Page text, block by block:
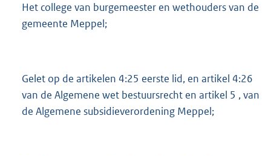
b
Het college van burgemeester en wethouders van de
gemeente Meppel;
Gelet op de artikelen 4:25 eerste lid, en artikel 4:26
van de Algemene wet bestuursrecht en artikel 5 , van
de Algemene subsidieverordening Meppel;